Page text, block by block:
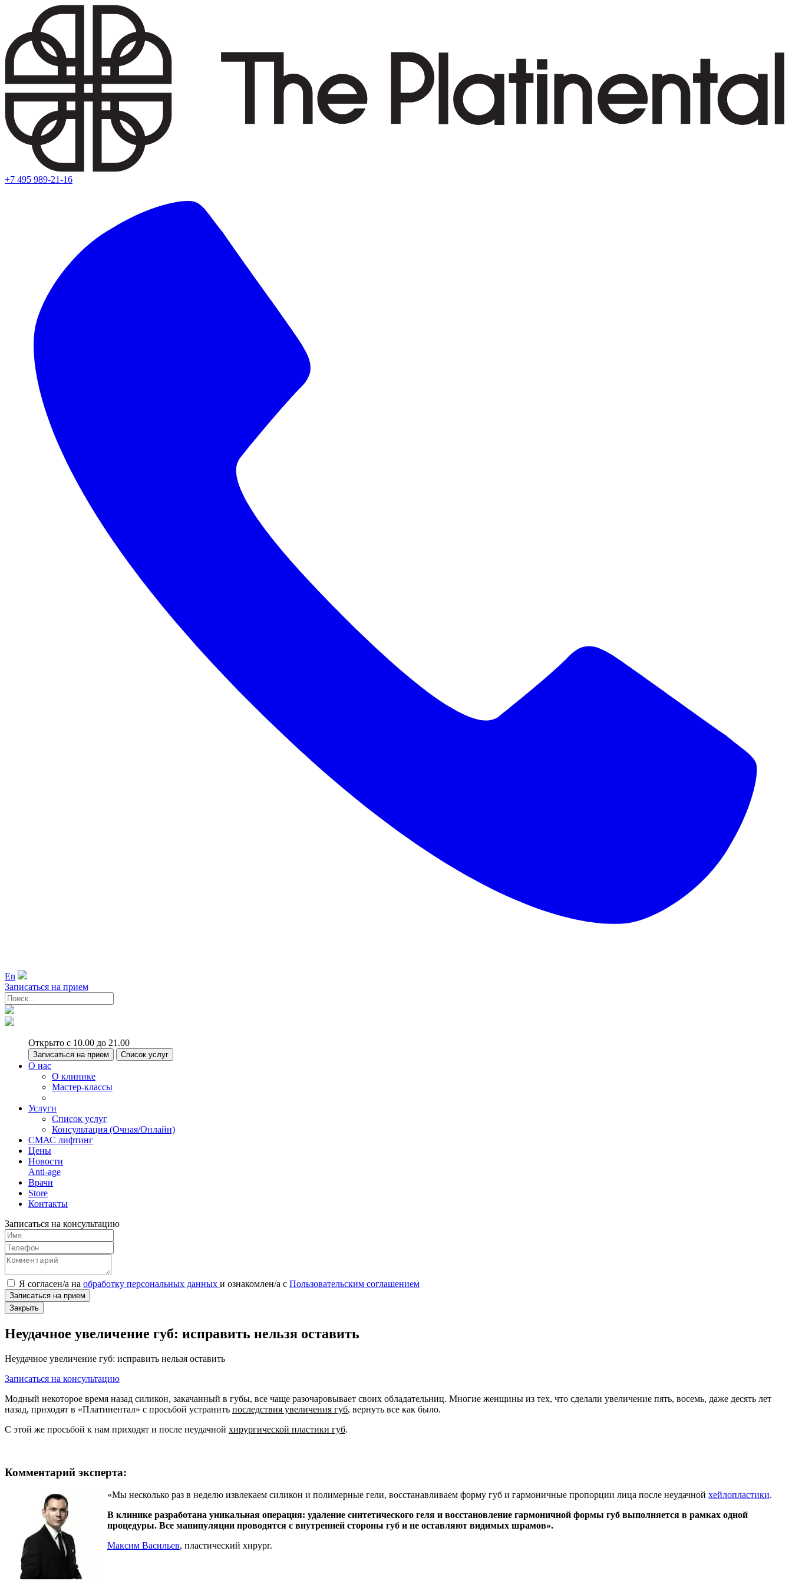
+7 495 989-21-16
En
Записаться на прием
Открыто с 10.00 до 21.00
Записаться на прием Список услуг
О нас
О клинике
Мастер-классы
Услуги
Список услуг
Консультация (Очная/Онлайн)
СМАС лифтинг
Цены
Новости
Anti-age
Врачи
Store
Контакты
Записаться на консультацию
Я согласен/а на обработку персональных данных и ознакомлен/а с Пользовательским соглашением
Записаться на прием
Закрыть
Неудачное увеличение губ: исправить нельзя оставить
Неудачное увеличение губ: исправить нельзя оставить
Записаться на консультацию
Модный некоторое время назад силикон, закачанный в губы, все чаще разочаровывает своих обладательниц. Многие женщины из тех, что сделали увеличение пять, восемь, даже десять лет
назад, приходят в «Платинентал» с просьбой устранить последствия увеличения губ, вернуть все как было.
С этой же просьбой к нам приходят и после неудачной хирургической пластики губ.
Комментарий эксперта:
«Мы несколько раз в неделю извлекаем силикон и полимерные гели, восстанавливаем форму губ и гармоничные пропорции лица после неудачной хейлопластики.
В клинике разработана уникальная операция: удаление синтетического геля и восстановление гармоничной формы губ выполняется в рамках одной
процедуры. Все манипуляции проводятся с внутренней стороны губ и не оставляют видимых шрамов».
Максим Васильев, пластический хирург.